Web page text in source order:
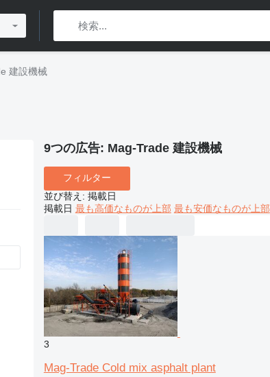
建設機械
9つの広告: Mag-Trade 建設機械
フィルター
並び替え : 掲載日
掲載日 最も高価なものが上部 最も安価なものが上部
3
Mag-Trade Cold mix asphalt plant